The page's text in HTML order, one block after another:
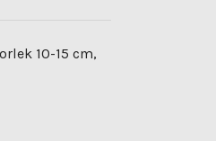
10-15 cm,